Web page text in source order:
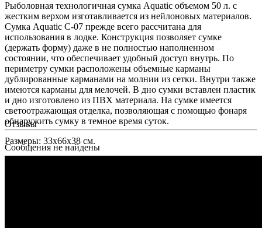
Рыболовная технологичная сумка Aquatic объемом 50 л. с
жестким верхом изготавливается из нейлоновых материалов.
Сумка Aquatic С-07 прежде всего рассчитана для
использования в лодке. Конструкция позволяет сумке
(держать форму) даже в не полностью наполненном
состоянии, что обеспечивает удобный доступ внутрь. По
периметру сумки расположены объемные карманы
дублированные карманами на молнии из сетки. Внутри также
имеются карманы для мелочей. В дно сумки вставлен пластик
и дно изготовлено из ПВХ материала. На сумке имеется
светоотражающая отделка, позволяющая с помощью фонаря
обнаружить сумку в темное время суток.
Размеры: 33х66х38 см.
Отзывы
Сообщения не найдены